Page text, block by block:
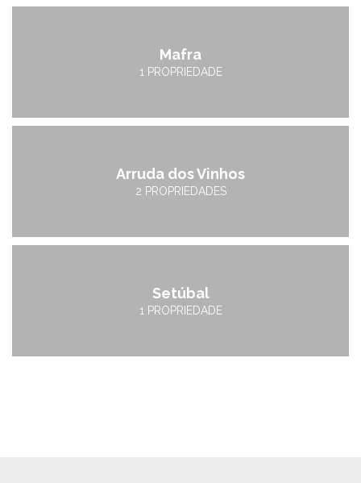
Mafra
1 PROPRIEDADE
Arruda dos Vinhos
2 PROPRIEDADES
Setúbal
1 PROPRIEDADE